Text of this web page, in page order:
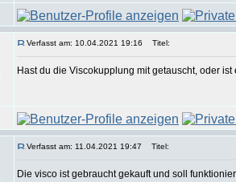
Verfasst am: 10.04.2021 19:16 Titel:
Hast du die Viscokupplung mit getauscht, oder
Verfasst am: 11.04.2021 19:47 Titel:
Die visco ist gebraucht gekauft und soll